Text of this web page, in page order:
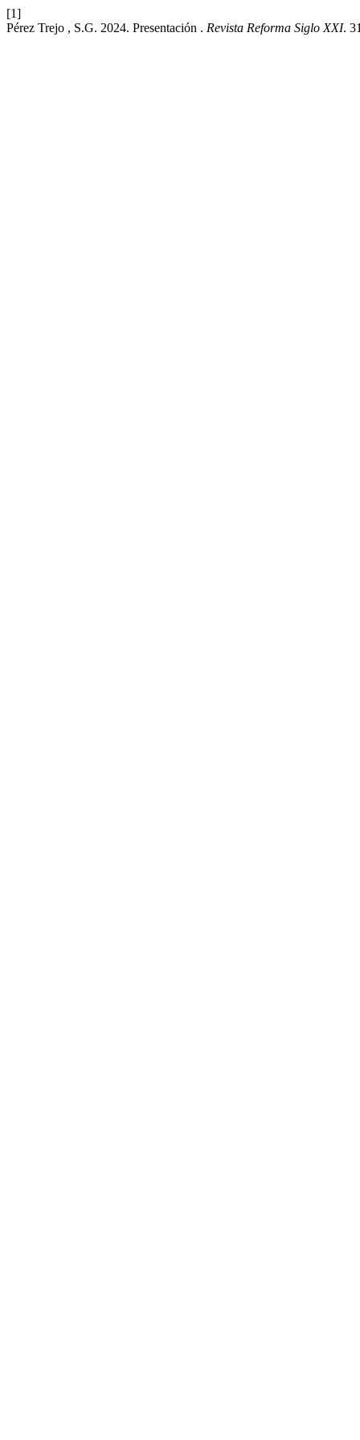
[1]
Pérez Trejo , S.G. 2024. Presentación . Revista Reforma Siglo XXI.